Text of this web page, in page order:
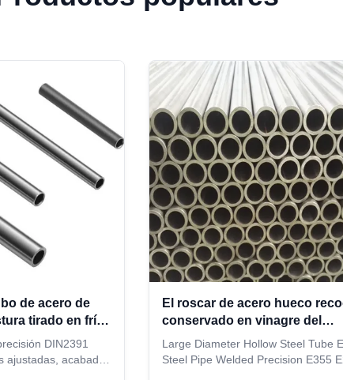
de acero de
tirado en frío
para sistemas
DIN2391
ajustadas, acabado
El roscar de acero hueco
conservado en vinagre del
diámetro grande E355 E235
tubo disponible
Large Diameter Hollow Steel Tube
Steel Pipe Welded Precision E355